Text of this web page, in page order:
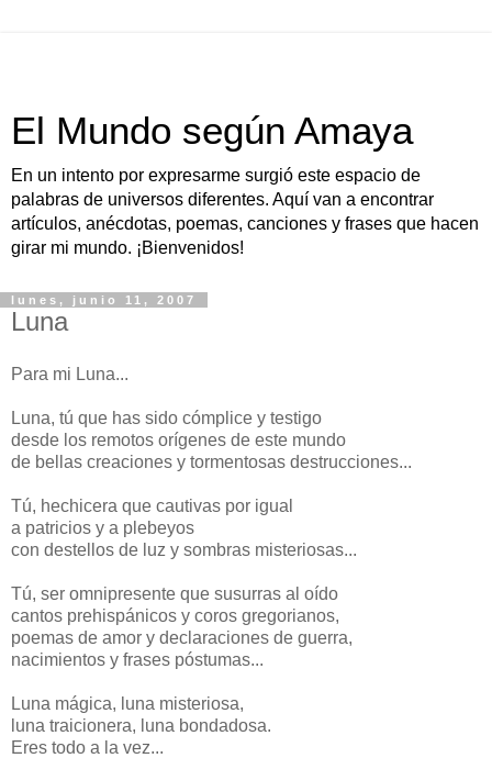
El Mundo según Amaya
En un intento por expresarme surgió este espacio de
palabras de universos diferentes. Aquí van a encontrar
artículos, anécdotas, poemas, canciones y frases que hacen
girar mi mundo. ¡Bienvenidos!
lunes, junio 11, 2007
Luna
Para mi Luna...
Luna, tú que has sido cómplice y testigo
desde los remotos orígenes de este mundo
de bellas creaciones y tormentosas destrucciones...
Tú, hechicera que cautivas por igual
a patricios y a plebeyos
con destellos de luz y sombras misteriosas...
Tú, ser omnipresente que susurras al oído
cantos prehispánicos y coros gregorianos,
poemas de amor y declaraciones de guerra,
nacimientos y frases póstumas...
Luna mágica, luna misteriosa,
luna traicionera, luna bondadosa.
Eres todo a la vez...